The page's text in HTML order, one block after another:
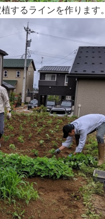
するラインを作ります。